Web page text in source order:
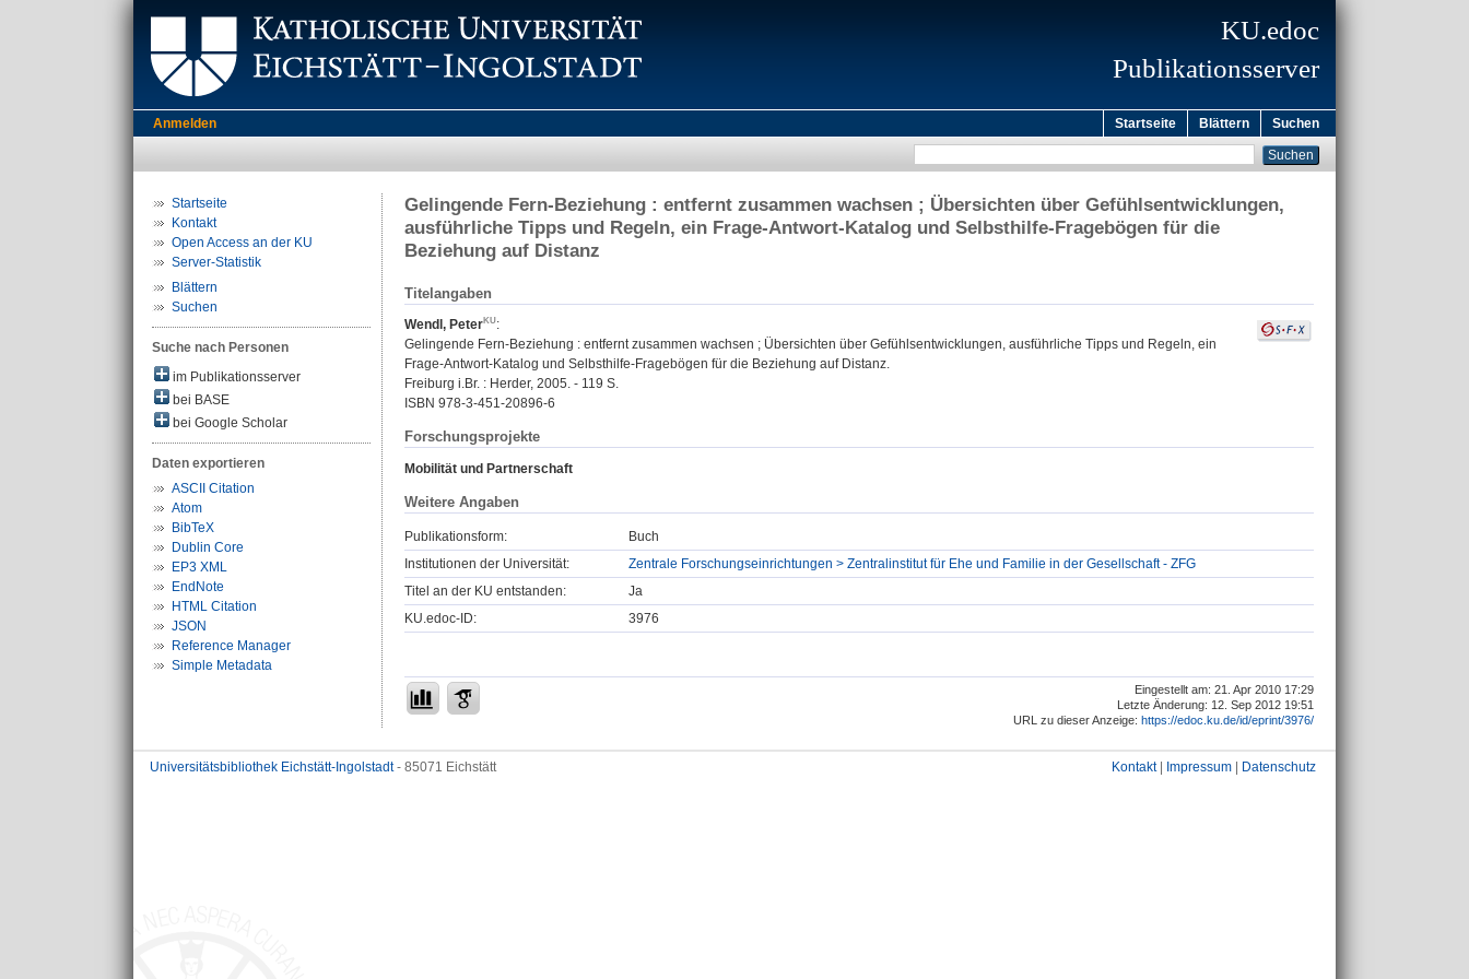
KU.edoc
Publikationsserver
Anmelden Startseite Blättern Suchen
Startseite
Kontakt
Open Access an der KU
Server-Statistik
Blättern
Suchen
Suche nach Personen
im Publikationsserver
bei BASE
bei Google Scholar
Daten exportieren
ASCII Citation
Atom
BibTeX
Dublin Core
EP3 XML
EndNote
HTML Citation
JSON
Reference Manager
Simple Metadata
Gelingende Fern-Beziehung : entfernt zusammen wachsen ; Übersichten über Gefühlsentwicklungen,
ausführliche Tipps und Regeln, ein Frage-Antwort-Katalog und Selbsthilfe-Fragebögen für die
Beziehung auf Distanz
Titelangaben
Wendl, Peter
:
Gelingende Fern-Beziehung : entfernt zusammen wachsen ; Übersichten über Gefühlsentwicklungen, ausführliche Tipps und Regeln, ein
Frage-Antwort-Katalog und Selbsthilfe-Fragebögen für die Beziehung auf Distanz.
Freiburg i.Br. : Herder, 2005. - 119 S.
ISBN 978-3-451-20896-6
Forschungsprojekte
Mobilität und Partnerschaft
Weitere Angaben
Publikationsform:
Buch
Institutionen der Universität:
Zentrale Forschungseinrichtungen > Zentralinstitut für Ehe und Familie in der Gesellschaft - ZFG
Titel an der KU entstanden:
Ja
KU.edoc-ID:
3976
Eingestellt am: 21. Apr 2010 17:29
Letzte Änderung: 12. Sep 2012 19:51
URL zu dieser Anzeige: https://edoc.ku.de/id/eprint/3976/
Universitätsbibliothek Eichstätt-Ingolstadt- 85071 Eichstätt Kontakt| Impressum Datenschutz